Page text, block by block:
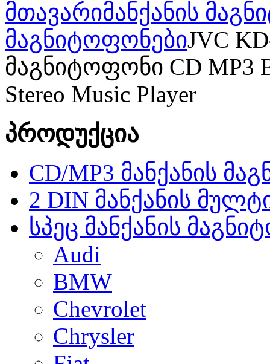
მთავარიმანქანის
მაგნიტოფონებიJVC
მაგნიტოფონი CD MP3
Stereo Music Player
პროდუქცია
CD/MP3 მანქანის
2 DIN მანქანის
სპეც მანქანის
Audi
BMW
Chevrolet
Chrysler